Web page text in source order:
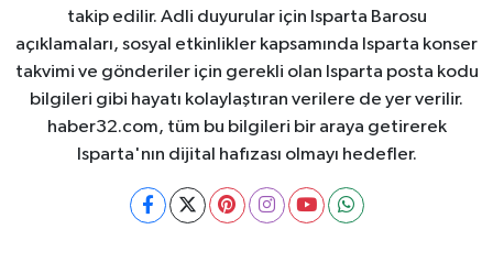
takip edilir. Adli duyurular için Isparta Barosu
açıklamaları, sosyal etkinlikler kapsamında Isparta konser
takvimi ve gönderiler için gerekli olan Isparta posta kodu
bilgileri gibi hayatı kolaylaştıran verilere de yer verilir.
haber32.com, tüm bu bilgileri bir araya getirerek
Isparta'nın dijital hafızası olmayı hedefler.